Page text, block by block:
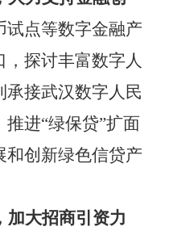
试点等数字金融产
， 探讨丰富数字人
承接武汉数字人民
推进“绿保贷”扩面
和创新绿色信贷产
加大招商引资力